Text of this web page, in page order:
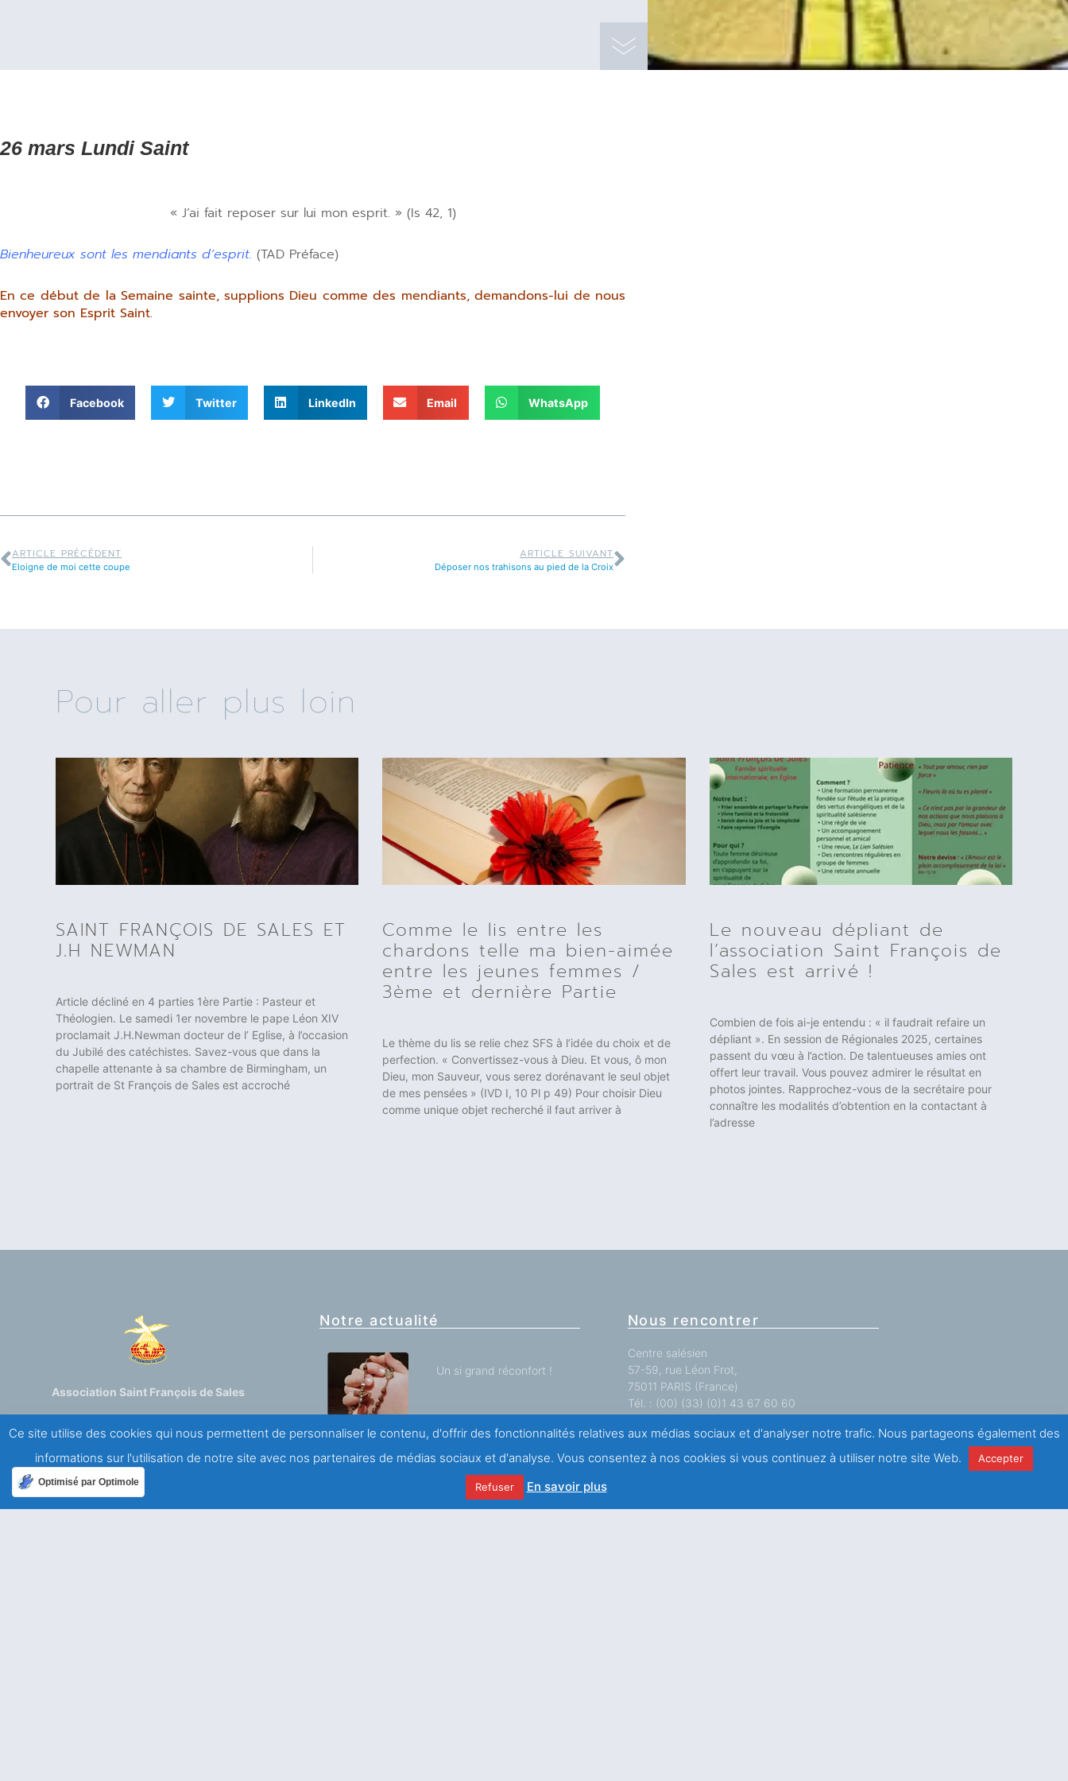
26 mars Lundi Saint
« J’ai fait reposer sur lui mon esprit. » (Is 42, 1)
Bienheureux sont les mendiants d’esprit. (TAD Préface)
En ce début de la Semaine sainte, supplions Dieu comme des mendiants, demandons-lui de nous
envoyer son Esprit Saint.
Facebook Twitter LinkedIn Email WhatsApp
ARTICLE PRÉCÉDENT
Eloigne de moi cette coupe
ARTICLE SUIVANT
Déposer nos trahisons au pied de la Croix
Pour aller plus loin
SAINT FRANÇOIS DE SALES ET
J.H NEWMAN
Article décliné en 4 parties 1ère Partie : Pasteur et
Théologien. Le samedi 1er novembre le pape Léon XIV
proclamait J.H.Newman docteur de l’ Eglise, à l’occasion
du Jubilé des catéchistes. Savez-vous que dans la
chapelle attenante à sa chambre de Birmingham, un
portrait de St François de Sales est accroché
Comme le lis entre les
chardons telle ma bien-aimée
entre les jeunes femmes /
3ème et dernière Partie
Le thème du lis se relie chez SFS à l’idée du choix et de
perfection. « Convertissez-vous à Dieu. Et vous, ô mon
Dieu, mon Sauveur, vous serez dorénavant le seul objet
de mes pensées » (IVD I, 10 Pl p 49) Pour choisir Dieu
comme unique objet recherché il faut arriver à
Le nouveau dépliant de
l’association Saint François de
Sales est arrivé !
Combien de fois ai-je entendu : « il faudrait refaire un
dépliant ». En session de Régionales 2025, certaines
passent du vœu à l’action. De talentueuses amies ont
offert leur travail. Vous pouvez admirer le résultat en
photos jointes. Rapprochez-vous de la secrétaire pour
connaître les modalités d’obtention en la contactant à
l’adresse
Association Saint François de Sales
A propos
Notre actualité
Un si grand réconfort !
SAINT FRANÇOIS DE
NEWMAN
Nous rencontrer
Centre salésien
57-59, rue Léon Frot,
75011 PARIS (France)
Tél. : (00) (33) (0)1 43 67 60 60
Nous écrire
Ce site utilise des cookies qui nous permettent de personnaliser le contenu, d'offrir des fonctionnalités relatives aux médias sociaux et d'analyser notre trafic. Nous partageons également des
informations sur l'utilisation de notre site avec nos partenaires de médias sociaux et d'analyse. Vous consentez à nos cookies si vous continuez à utiliser notre site Web.
Accepter
Refuser En savoir plus
Optimisé par Optimole